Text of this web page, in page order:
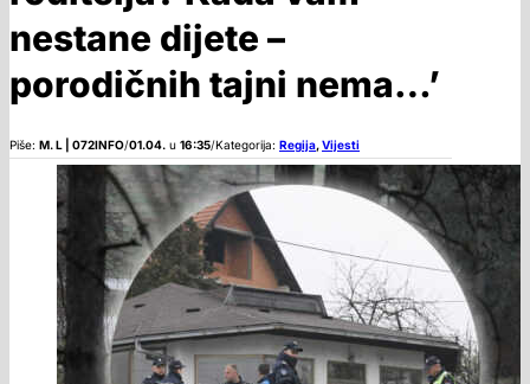
nestane dijete –
porodičnih tajni nema…’
Piše: M. L | 072INFO/01.04. u 16:35/Kategorija: Regija,Vijesti